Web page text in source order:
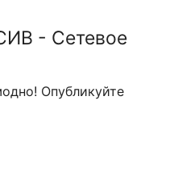
- Сетевое
Опубликуйте